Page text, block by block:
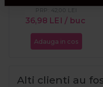
36,98 LEI / buc
PRP: 42,00 LEI
Adauga in cos
Alti clienti au